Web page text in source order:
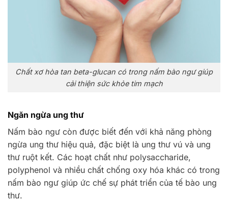
Chất xơ hòa tan beta-glucan có trong nấm bào ngư giúp
cải thiện sức khỏe tim mạch
Ngăn ngừa ung thư
Nấm bào ngư còn được biết đến với khả năng phòng
ngừa ung thư hiệu quả, đặc biệt là ung thư vú và ung
thư ruột kết. Các hoạt chất như polysaccharide,
polyphenol và nhiều chất chống oxy hóa khác có trong
nấm bào ngư giúp ức chế sự phát triển của tế bào ung
thư.